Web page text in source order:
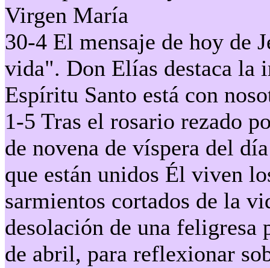
Virgen María
30-4 El mensaje de hoy de
vida". Don Elías destaca la
Espíritu Santo está con
1-5 Tras el rosario rezado
de novena de víspera del
que están unidos Él viven
sarmientos cortados de la
desolación de una feligresa
de abril, para reflexionar